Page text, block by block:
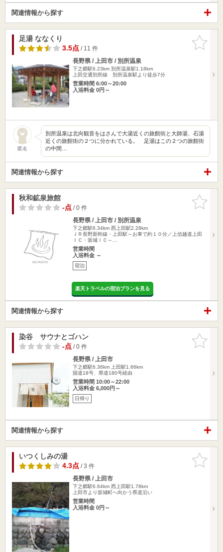
関連情報から探す
お気に入
りに追加
足湯 ななくり
3.5点/ 11 件
長野県 / 上田市 / 別所温泉
下之郷駅6.23km 別所温泉駅1.18km
上田交通別所線 別所温泉駅より徒歩7分
営業時間 6:00～20:00
入浴料金 0円～
匿名
別所温泉は北向観音をはさんで大湯近くの旅館街と大師湯、石湯
近くの旅館街の２つに分かれている。 足湯はこの２つの旅館街
の中間…
関連情報から探す
お気に入
りに追加
秋和鉱泉旅館
-点/ 0 件
長野県 / 上田市 / 別所温泉
下之郷駅6.34km 西上田駅2.28km
ＪＲ長野新幹線・上田駅～お車で約１０分／上信越道上田
ＩＣ・坂城ＩＣ～…
営業時間
入浴料金 ～
宿泊
楽天トラベルの宿泊プランを見る
関連情報から探す
お気に入
りに追加
染谷 サウナとゴハン
-点/ 0 件
長野県 / 上田市
下之郷駅6.36km
上田駅1.66km
国道18号、県道180号経由
営業時間 10:00～22:00
入浴料金 6,000円～
日帰り
関連情報から探す
お気に入
りに追加
いつくしみの湯
4.3点/ 3 件
長野県 / 上田市
下之郷駅6.64km 西上田駅1.78km
上田市より坂城町へ向かう県道沿い
営業時間
入浴料金 0円～